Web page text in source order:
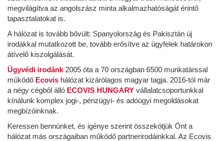
megvilágítva az angolszász minta alkalmazhatóságát érintő
tapasztalatokat is.
A hálózat is tovább bővült: Spanyolország és Pakisztán új
irodákkal mutatkozott be, tovább erősítve az ügyfelek határokon
átívelő kiszolgálását.
Ügyvédi irodánk 2005 óta a 70 országban 6500 munkatárssal
működő Ecovis hálózat kizárólagos magyar tagja. 2016-tól már
a négy cégből álló ECOVIS HUNGARY vállalatcsoportunkkal
kínálunk komplex jogi-, pénzügyi- és adóügyi megoldásokat
megbízóinknak.
Keressen bennünket, és igénye szerint összekötjük Önt a
hálózat más országaiban működő partnerirodáinkkal. Az Ecovis